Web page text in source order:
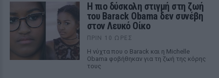
Η πιο δύσκολη στιγμή στη ζωή
του Barack Obama δεν συνέβη
στον Λευκό Οίκο
ΠΡΙΝ 10 ΏΡΕΣ
Η νύχτα που ο Barack και η Michelle
Obama φοβήθηκαν για τη ζωή της κόρης
τους